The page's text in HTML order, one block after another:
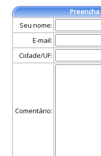
Seu nome:
E-mail:
Cidade/UF:
Comentário: